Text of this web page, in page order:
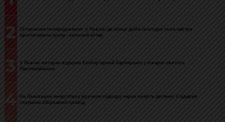
2
Штормове попередження: у Львові до кінця доби сьогодні та на завтра
прогнозують грозу і сильний вітер
3
У Львові ветеран відкрив безбар’єрний барбершоп у лікарні святого
Пантелеймона
4
На Львівщині енергетику вручили підозру через смерть дитини: її вдарив
струмом обірваний провід